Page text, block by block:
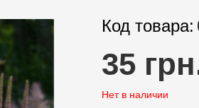
Код товара:
35
Нет в наличии